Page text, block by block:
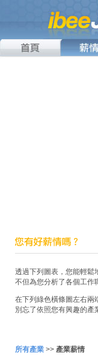
透過下列圖表，您能輕鬆
不但為您分析了各個工作
在下列綠色橫條圖左右兩
別忘了依照您有興趣的產
所有產業 >> 產業薪情